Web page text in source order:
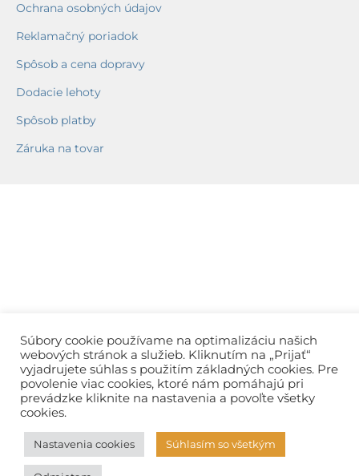
Ochrana osobných údajov
Reklamačný poriadok
Spôsob a cena dopravy
Dodacie lehoty
Spôsob platby
Záruka na tovar
Súbory cookie používame na optimalizáciu našich
webových stránok a služieb. Kliknutím na „Prijať“
vyjadrujete súhlas s použitím základných cookies. Pre
povolenie viac cookies, ktoré nám pomáhajú pri
prevádzke kliknite na nastavenia a povoľte všetky
cookies.
Nastavenia cookies Súhlasím so všetkým